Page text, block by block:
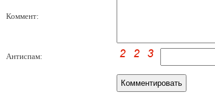
Коммент:
Антиспам: